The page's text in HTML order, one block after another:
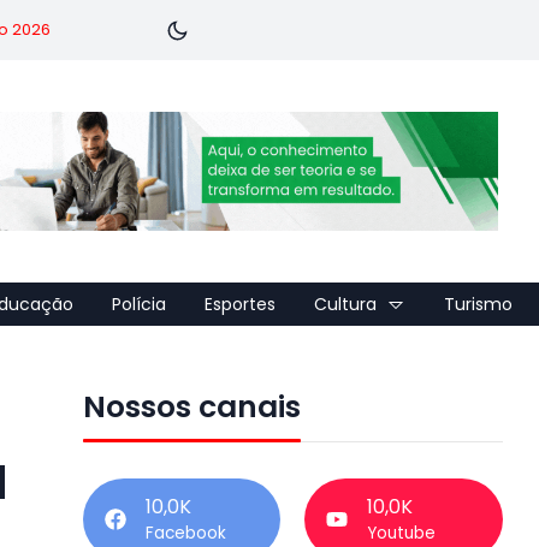
2026
Polícia Esportes Cultura Turismo
Nossos canais
10,0K
Facebook
10,0K
Youtube